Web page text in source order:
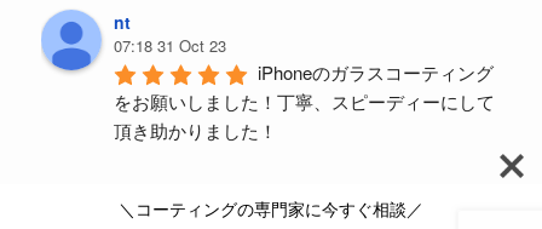
nt
07:18 31 Oct 23
iPhoneのガラスコーティング
をお願いしました！丁寧、スピーディーにして
頂き助かりました！
04:59 18 Aug 23
＼コーティングの専門家に今すぐ相談／